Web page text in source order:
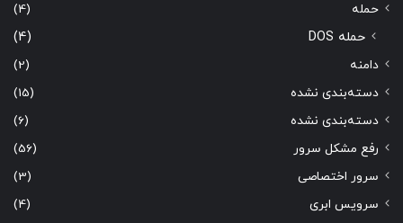
حمله
(4)
حمله DOS (4)
دامنه
(2)
دسته‌بندی نشده
(15)
دسته‌بندی نشده
(6)
رفع مشکل سرور
(56)
سرور اختصاصی
(3)
سرویس ابری
(4)